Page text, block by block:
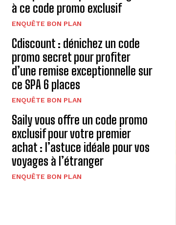
à ce code promo exclusif
ENQUÊTE BON PLAN
Cdiscount : dénichez un code
promo secret pour profiter
d’une remise exceptionnelle sur
ce SPA 6 places
ENQUÊTE BON PLAN
Saily vous offre un code promo
exclusif pour votre premier
achat : l’astuce idéale pour vos
voyages à l’étranger
ENQUÊTE BON PLAN